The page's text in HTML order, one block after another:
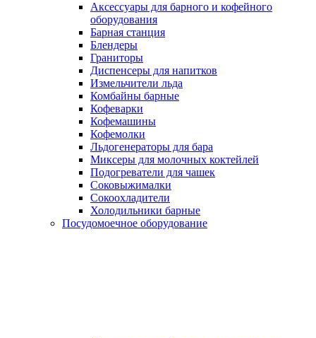
Аксессуары для барного и кофейного
оборудования
Барная станция
Блендеры
Граниторы
Диспенсеры для напитков
Измельчители льда
Комбайны барные
Кофеварки
Кофемашины
Кофемолки
Льдогенераторы для бара
Миксеры для молочных коктейлей
Подогреватели для чашек
Соковыжималки
Сокоохладители
Холодильники барные
Посудомоечное оборудование